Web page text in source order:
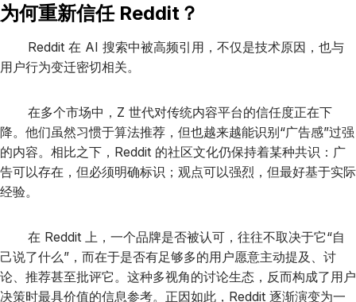
为何重新信任 Reddit？
Reddit 在 AI 搜索中被高频引用，不仅是技术原因，也与
用户行为变迁密切相关。
在多个市场中，Z 世代对传统内容平台的信任度正在下
降。他们虽然习惯于算法推荐，但也越来越能识别“广告感”过强
的内容。相比之下，Reddit 的社区文化仍保持着某种共识：广
告可以存在，但必须明确标识；观点可以强烈，但最好基于实际
经验。
在 Reddit 上，一个品牌是否被认可，往往不取决于它“自
己说了什么”，而在于是否有足够多的用户愿意主动提及、讨
论、推荐甚至批评它。这种多视角的讨论生态，反而构成了用户
决策时最具价值的信息参考。正因如此，Reddit 逐渐演变为一